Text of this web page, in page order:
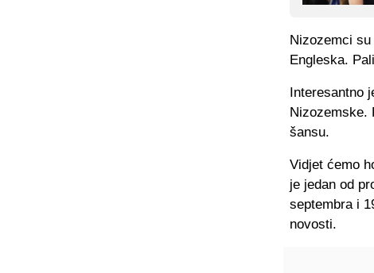
Nizozemci
Engleska.
Interesantno
Nizozemske.
šansu.
Vidjet ćemo
je jedan od
septembra i
novosti.